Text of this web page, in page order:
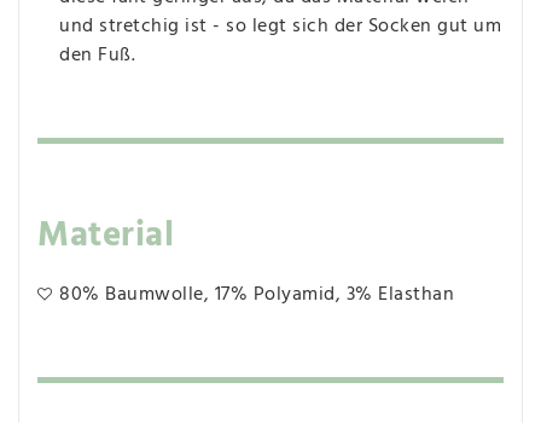
und stretchig ist - so legt sich der Socken gut um
den Fuß.
Material
80% Baumwolle, 17% Polyamid, 3% Elasthan